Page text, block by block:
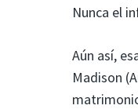
Nunca el
Aún así,
Madison